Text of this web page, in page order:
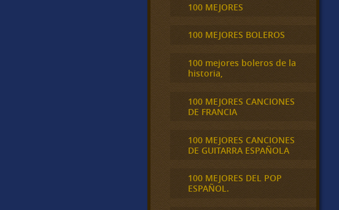
100 MEJORES
100 MEJORES BOLEROS
100 mejores boleros de la
historia,
100 MEJORES CANCIONES
DE FRANCIA
100 MEJORES CANCIONES
DE GUITARRA ESPAÑOLA
100 MEJORES DEL POP
ESPAÑOL.